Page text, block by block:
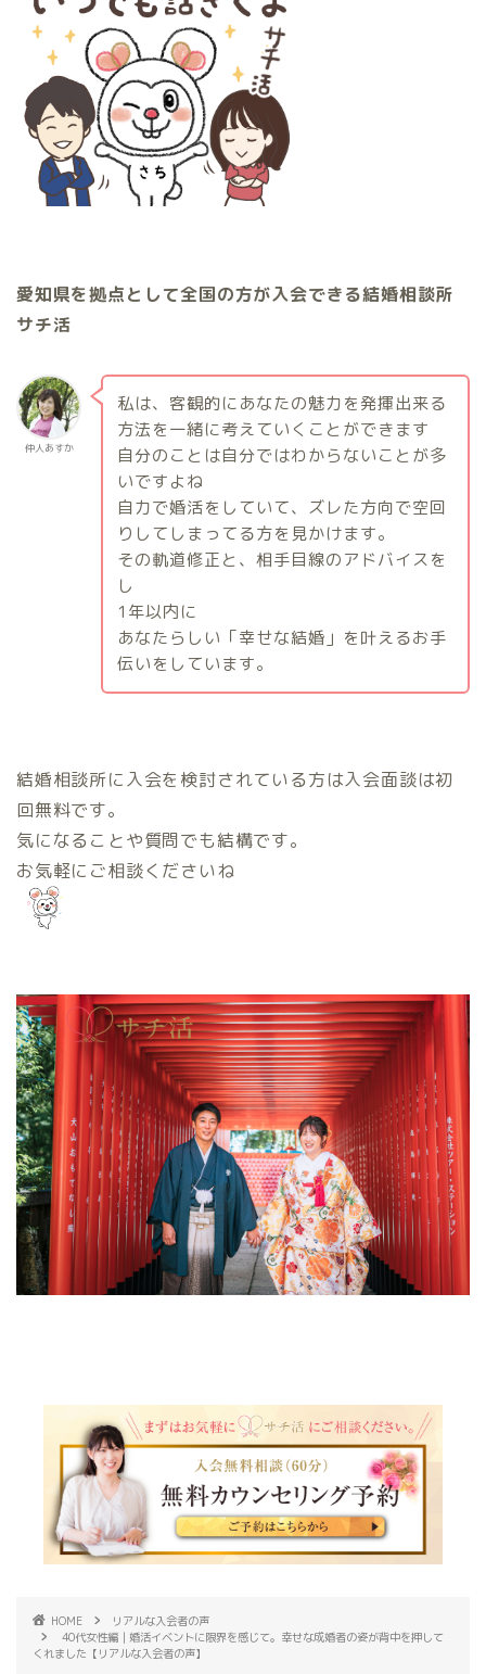
愛知県を拠点として全国の方が入会できる結婚相談所
サチ活
仲人あすか
私は、客観的にあなたの魅力を発揮出来る
方法を一緒に考えていくことができます
自分のことは自分ではわからないことが多
いですよね
自力で婚活をしていて、ズレた方向で空回
りしてしまってる方を見かけます。
その軌道修正と、相手目線のアドバイスを
し
1 年以内に
あなたらしい「幸せな結婚」を叶えるお手
伝いをしています。
結婚相談所に入会を検討されている方は入会面談は初
回無料です。
気になることや質問でも結構です。
お気軽にご相談くださいね
HOME
リアルな入会者の声
40代女性編｜婚活イベントに限界を感じて。幸せな成婚者の姿が背中を押して
くれました【リアルな入会者の声】